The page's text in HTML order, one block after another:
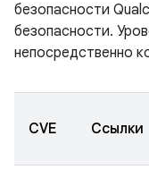
безопасности
безопасности.
непосредственно
CVE Ссылки